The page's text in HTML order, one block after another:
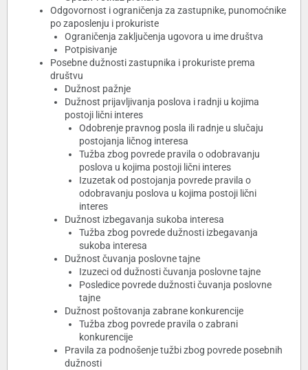
Odgovornost i ograničenja za zastupnike, punomoćnike
po zaposlenju i prokuriste
Ograničenja zaključenja ugovora u ime društva
Potpisivanje
Posebne dužnosti zastupnika i prokuriste prema
društvu
Dužnost pažnje
Dužnost prijavljivanja poslova i radnji u kojima
postoji lični interes
Odobrenje pravnog posla ili radnje u slučaju
postojanja ličnog interesa
Tužba zbog povrede pravila o odobravanju
poslova u kojima postoji lični interes
Izuzetak od postojanja povrede pravila o
odobravanju poslova u kojima postoji lični
interes
Dužnost izbegavanja sukoba interesa
Tužba zbog povrede dužnosti izbegavanja
sukoba interesa
Dužnost čuvanja poslovne tajne
Izuzeci od dužnosti čuvanja poslovne tajne
Posledice povrede dužnosti čuvanja poslovne
tajne
Dužnost poštovanja zabrane konkurencije
Tužba zbog povrede pravila o zabrani
konkurencije
Pravila za podnošenje tužbi zbog povrede posebnih
dužnosti